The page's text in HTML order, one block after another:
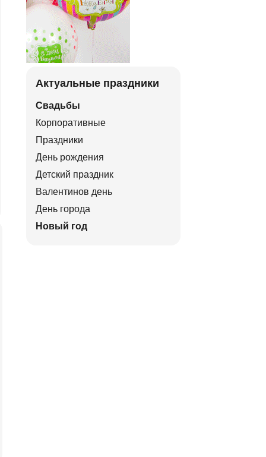
Актуальные праздники
Свадьбы
Корпоративные
Праздники
День рождения
Детский праздник
Валентинов день
День города
Новый год